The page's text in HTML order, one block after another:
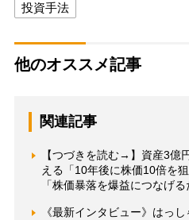
投資手法
他のオススメ記事
関連記事
【つづきを読む→】資産3億
える「10年後に株価10倍を
「株価暴落を爆益につなげる
《最新インタビュー》はっ